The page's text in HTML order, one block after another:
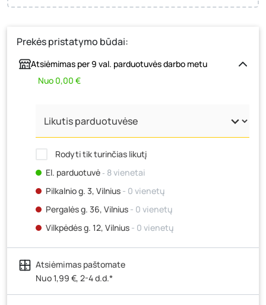
Prekės pristatymo būdai:
Atsiėmimas per 9 val. parduotuvės darbo metu
Nuo 0,00 €
Rodyti tik turinčias likutį
El. parduotuvė‐ 8 vienetai
Pilkalnio g. 3, Vilnius - 0 vienetų
Pergalės g. 36, Vilnius - 0 vienetų
Vilkpėdės g. 12, Vilnius - 0 vienetų
Ateities g. 15, Vilnius- 2 vienetai
Kauno r., Narsiečių k., Vytauto g. 183, Kaunas
vienetų
Šilutės pl. 83A, Klaipėda- 9 vienetai
Atsiėmimas paštomate
Nuo 1,99 €, 2-4 d.d.*